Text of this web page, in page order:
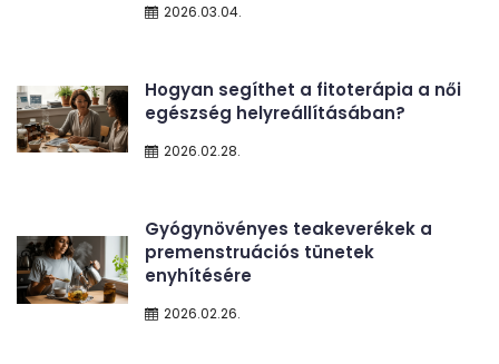
2026.03.04.
2026.02.28.
Hogyan segíthet a fitoterápia a női
egészség helyreállításában?
2026.02.26.
Gyógynövényes teakeverékek a
premenstruációs tünetek
enyhítésére